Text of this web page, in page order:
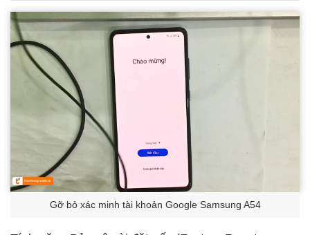
Gỡ bỏ xác minh tài khoản Google Samsung A54